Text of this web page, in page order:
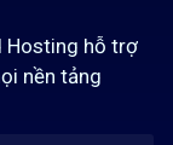
Hosting hỗ trợ
nền tảng